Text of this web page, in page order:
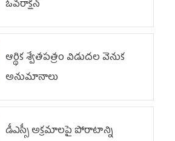
ఓవ‌రాక్ష‌న్‌
ఆర్థిక శ్వేతపత్రం విడుదల వెనుక
అనుమానాలు
డీఎస్సీ అక్రమాలపై పోరాటాన్ని